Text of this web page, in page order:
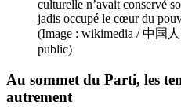
culturelle n’avait conservé
jadis occupé le cœur du
(Image : wikimedia / 中国
public)
Au sommet du Parti, les
autrement